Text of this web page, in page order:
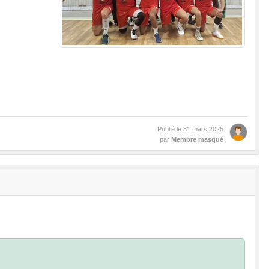
Publié le 31 mars 2025
par Membre masqué